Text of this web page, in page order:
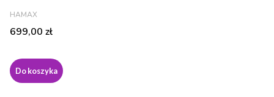
PRODUCENT
HAMAX
Cena
699,00 zł
Do koszyka